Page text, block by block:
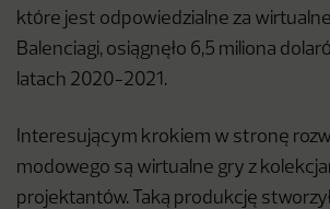
które jest odpowiedzialne za
Balenciagi, osiągnęło 6,5 miliona
latach 2020-2021.
Interesującym krokiem w stronę
modowego są wirtualne gry z
projektantów. Taką produkcję